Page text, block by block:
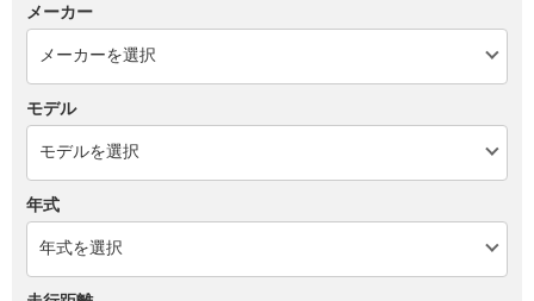
メーカー
モデル
年式